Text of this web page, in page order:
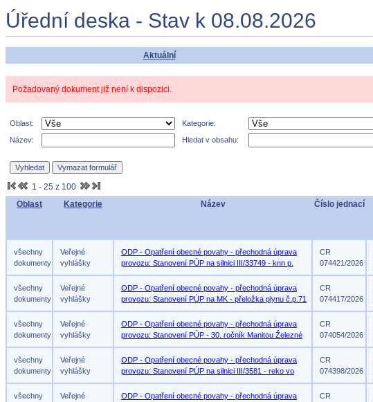
Úřední deska - Stav k 08.08.2026
Aktuální
Požadovaný dokument již není k dispozici.
Oblast:
Kategorie:
Název:
Hledat v obsahu:
1 - 25 z 100
Oblast
Kategorie Název Číslo jednací
všechny
dokumenty
Veřejné
vyhlášky
ODP - Opatření obecné povahy - přechodná úprava
provozu: Stanovení PÚP na silnici III/33749 - knn p.
CR
074421/2026
všechny
dokumenty
Veřejné
vyhlášky
ODP - Opatření obecné povahy - přechodná úprava
provozu: Stanovení PÚP na MK - přeložka plynu č.p.71
CR
074417/2026
všechny
dokumenty
Veřejné
vyhlášky
ODP - Opatření obecné povahy - přechodná úprava
provozu: Stanovení PÚP - 30. ročník Manitou Železné
CR
074054/2026
všechny
dokumenty
Veřejné
vyhlášky
ODP - Opatření obecné povahy - přechodná úprava
provozu: Stanovení PÚP na silnici III/3581 - reko vo
CR
074398/2026
všechny
Veřejné
ODP - Opatření obecné povahy - přechodná úprava
CR